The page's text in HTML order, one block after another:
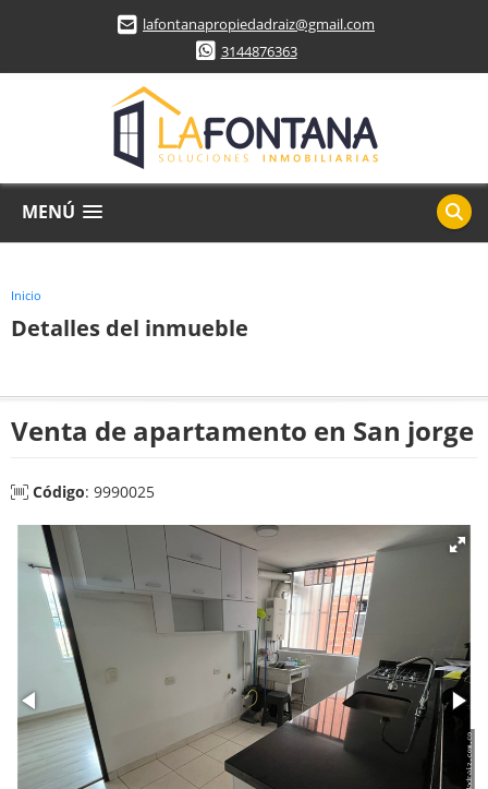
lafontanapropiedadraiz@gmail.com
3144876363
MENÚ
Inicio
Detalles del inmueble
Venta de apartamento en San jorge
Código: 9990025